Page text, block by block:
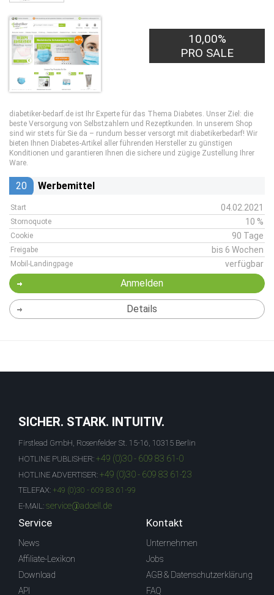
10,00%
PRO SALE
diabetiker-bedarf.de ist Ihr Experte für das Thema Diabetes. Unser Ziel: die
beste Versorgung von Selbstzahlern und Rezeptkunden. In unserem Shop
sind wir stets für Sie da – rundum besser versorgt mit diabetikerbedarf! Wir
bieten Ihnen Diabetes-Artikel aller führenden Hersteller zu günstigen
Konditionen und garantieren Ihnen die sichere und zügige Zustellung Ihrer
Ware.
20 Werbemittel
Start 04.02.2021
Stornoquote 10 %
Cookie 90 Tage
Freigabe bis 6 Wochen
Mobil-Landingpage verfügbar
Anmelden
Details
SICHER. STARK. INTUITIV.
Firstlead GmbH, Rosenfelder St. 15-16, 10315 Berlin
HOTLINE PUBLISHER: +49 (0)30 - 609 83 61-0
HOTLINE ADVERTISER: +49 (0)30 - 609 83 61-23
TELEFAX: +49 (0)30 - 609 83 61-99
E-MAIL: service@adcell.de
Service
News
Affiliate-Lexikon
Download
API
Kontakt
Unternehmen
Jobs
AGB & Datenschutzerklärung
FAQ